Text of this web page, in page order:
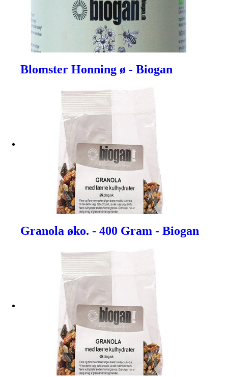
Blomster Honning ø - Biogan
Granola øko. - 400 Gram - Biogan